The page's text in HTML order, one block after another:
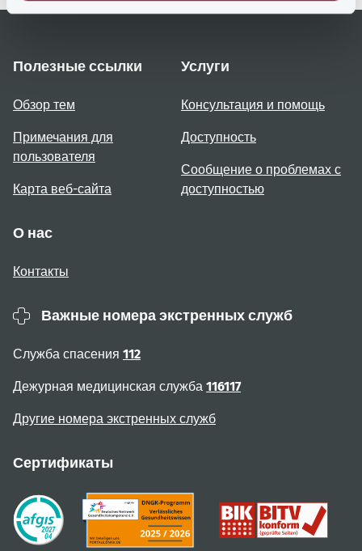
Полезные ссылки
Обзор тем
Примечания для
пользователя
Карта веб-сайта
Услуги
Консультация и помощь
Доступность
Сообщение о проблемах с
доступностью
О нас
Контакты
Важные номера экстренных служб
Служба спасения 112
Дежурная медицинская служба 116117
Другие номера экстренных служб
Сертификаты